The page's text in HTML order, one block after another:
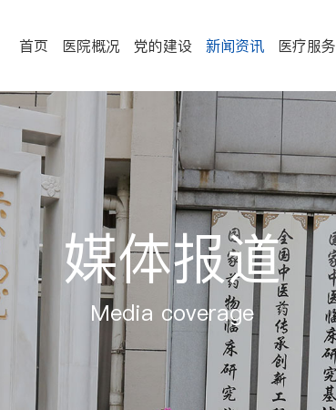
首页 医院概况 党的建设 新闻资讯 医疗服务
媒体报道
Media coverage